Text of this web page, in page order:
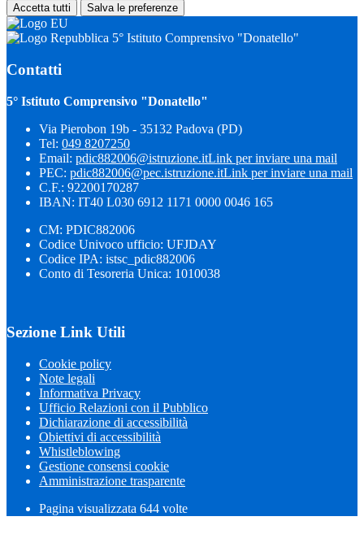
Accetta tutti Salva le preferenze
5° Istituto Comprensivo "Donatello"
Contatti
5° Istituto Comprensivo "Donatello"
Via Pierobon 19b - 35132 Padova (PD)
Tel: 049 8207250
Email: pdic882006@istruzione.itLink per inviare una mail
PEC: pdic882006@pec.istruzione.itLink per inviare una mail
C.F.: 92200170287
IBAN: IT40 L030 6912 1171 0000 0046 165
CM: PDIC882006
Codice Univoco ufficio: UFJDAY
Codice IPA: istsc_pdic882006
Conto di Tesoreria Unica: 1010038
Sezione Link Utili
Cookie policy
Note legali
Informativa Privacy
Ufficio Relazioni con il Pubblico
Dichiarazione di accessibilità
Obiettivi di accessibilità
Whistleblowing
Gestione consensi cookie
Amministrazione trasparente
Pagina visualizzata 644 volte